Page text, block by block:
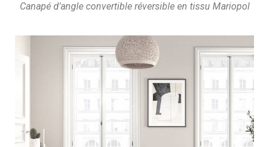
Canapé d'angle convertible réversible en tissu Mariopol